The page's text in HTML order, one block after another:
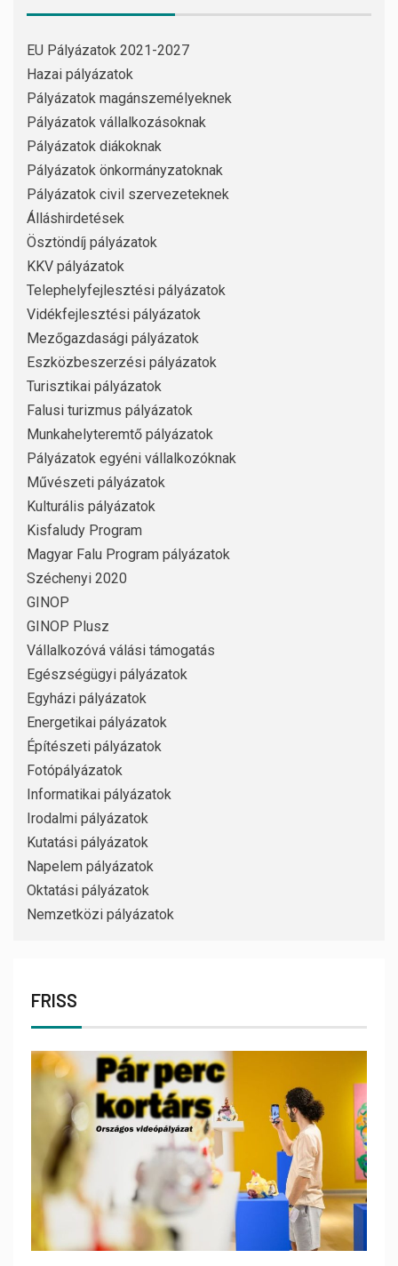
EU Pályázatok 2021-2027
Hazai pályázatok
Pályázatok magánszemélyeknek
Pályázatok vállalkozásoknak
Pályázatok diákoknak
Pályázatok önkormányzatoknak
Pályázatok civil szervezeteknek
Álláshirdetések
Ösztöndíj pályázatok
KKV pályázatok
Telephelyfejlesztési pályázatok
Vidékfejlesztési pályázatok
Mezőgazdasági pályázatok
Eszközbeszerzési pályázatok
Turisztikai pályázatok
Falusi turizmus pályázatok
Munkahelyteremtő pályázatok
Pályázatok egyéni vállalkozóknak
Művészeti pályázatok
Kulturális pályázatok
Kisfaludy Program
Magyar Falu Program pályázatok
Széchenyi 2020
GINOP
GINOP Plusz
Vállalkozóvá válási támogatás
Egészségügyi pályázatok
Egyházi pályázatok
Energetikai pályázatok
Építészeti pályázatok
Fotópályázatok
Informatikai pályázatok
Irodalmi pályázatok
Kutatási pályázatok
Napelem pályázatok
Oktatási pályázatok
Nemzetközi pályázatok
FRISS